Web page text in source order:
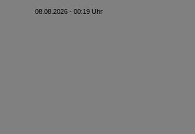
08.08.2026 - 00:19 Uhr